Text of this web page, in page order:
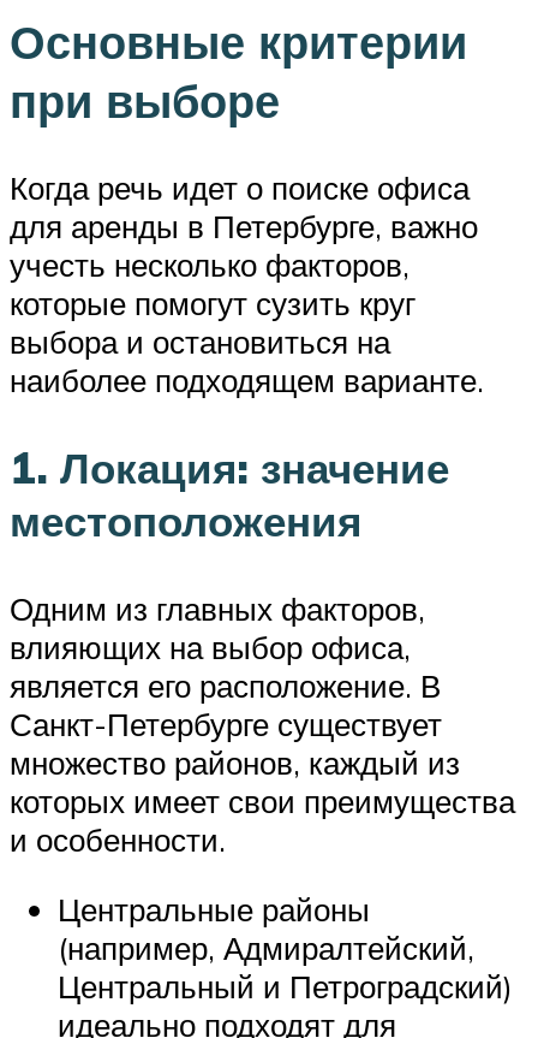
Основные критерии
при выборе
Когда речь идет о поиске офиса
для аренды в Петербурге, важно
учесть несколько факторов,
которые помогут сузить круг
выбора и остановиться на
наиболее подходящем варианте.
1. Локация: значение
местоположения
Одним из главных факторов,
влияющих на выбор офиса,
является его расположение. В
Санкт-Петербурге существует
множество районов, каждый из
которых имеет свои преимущества
и особенности.
Центральные районы
(например, Адмиралтейский,
Центральный и Петроградский)
идеально подходят для